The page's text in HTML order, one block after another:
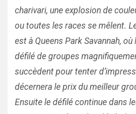
charivari, une explosion de
ou toutes les races se mêlent.
est à Queens Park Savannah, où
défilé de groupes
succèdent pour tenter
décernera le prix du meilleur
Ensuite le défilé continue dans